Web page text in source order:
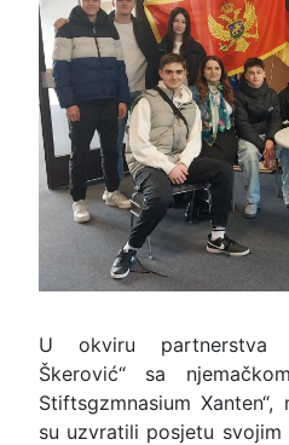
U okviru partnerstva
Škerović“ sa
Stiftsgzmnasium
su uzvratili posjetu svojim